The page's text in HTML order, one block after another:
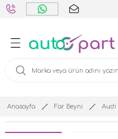
Kontrol Üniteleri
Far Beyni
Anasayfa Far Beyni Audi